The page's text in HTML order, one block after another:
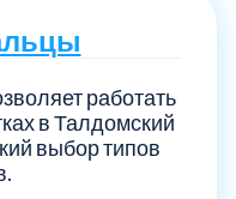
работать
в Талдомский
выбор типов